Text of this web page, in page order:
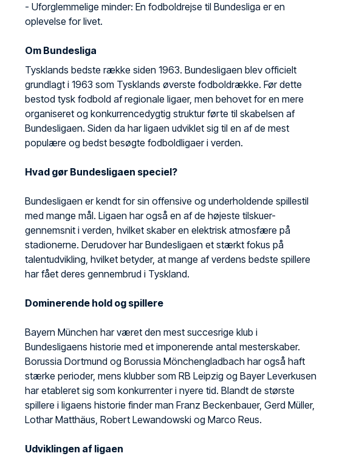
- Uforglemmelige minder: En fodboldrejse til Bundesliga er en
oplevelse for livet.
Om Bundesliga
Tysklands bedste række siden 1963. Bundesligaen blev officielt
grundlagt i 1963 som Tysklands øverste fodboldrække. Før dette
bestod tysk fodbold af regionale ligaer, men behovet for en mere
organiseret og konkurrencedygtig struktur førte til skabelsen af
Bundesligaen. Siden da har ligaen udviklet sig til en af de mest
populære og bedst besøgte fodboldligaer i verden.
Hvad gør Bundesligaen speciel?
Bundesligaen er kendt for sin offensive og underholdende spillestil
med mange mål. Ligaen har også en af de højeste tilskuer-
gennemsnit i verden, hvilket skaber en elektrisk atmosfære på
stadionerne. Derudover har Bundesligaen et stærkt fokus på
talentudvikling, hvilket betyder, at mange af verdens bedste spillere
har fået deres gennembrud i Tyskland.
Dominerende hold og spillere
Bayern München har været den mest succesrige klub i
Bundesligaens historie med et imponerende antal mesterskaber.
Borussia Dortmund og Borussia Mönchengladbach har også haft
stærke perioder, mens klubber som RB Leipzig og Bayer Leverkusen
har etableret sig som konkurrenter i nyere tid. Blandt de største
spillere i ligaens historie finder man Franz Beckenbauer, Gerd Müller,
Lothar Matthäus, Robert Lewandowski og Marco Reus.
Udviklingen af ligaen